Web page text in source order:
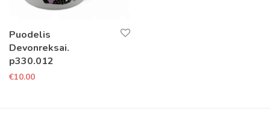
Puodelis
Devonreksai.
p330.012
€10.00